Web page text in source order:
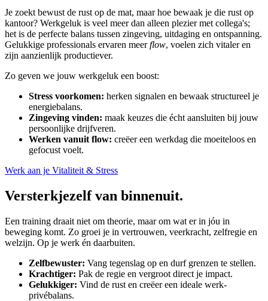
Je zoekt bewust de rust op de mat, maar hoe bewaak je die rust op
kantoor? Werkgeluk is veel meer dan alleen plezier met collega's;
het is de perfecte balans tussen zingeving, uitdaging en ontspanning.
Gelukkige professionals ervaren meerflow, voelen zich vitaler en
zijn aanzienlijk productiever.
Zo geven we jouw werkgeluk een boost:
Stress voorkomen: herken signalen en bewaak structureel je
energiebalans.
Zingeving vinden: maak keuzes die écht aansluiten bij jouw
persoonlijke drijfveren.
Werken vanuit flow: creëer een werkdag die moeiteloos en
gefocust voelt.
Werk aan je Vitaliteit & Stress
Versterkjezelf van binnenuit.
Een training draait niet om theorie, maar om wat er in jóu in
beweging komt. Zo groei je in vertrouwen, veerkracht, zelfregie en
welzijn. Op je werk én daarbuiten.
Zelfbewuster: Vang tegenslag op en durf grenzen te stellen.
Krachtiger: Pak de regie en vergroot direct je impact.
Gelukkiger: Vind de rust en creëer een ideale werk-
privébalans.